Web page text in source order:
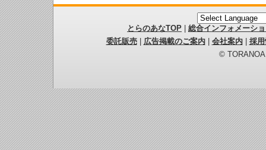
とらのあなTOP
総合インフォメーシ
委託販売| 広告掲載のご案内| 会社案内| 採
©